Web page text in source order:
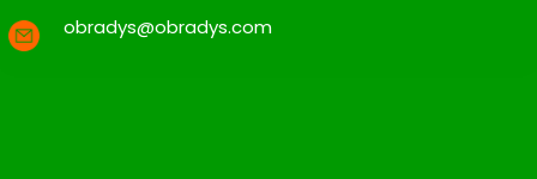
obradys@obradys.com